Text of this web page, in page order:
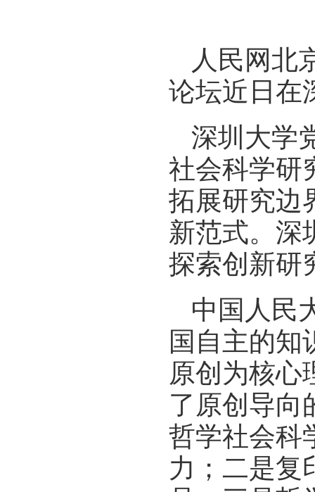
人民网北
论坛近日在
深圳大学
社会科学研
拓展研究边
新范式。深
探索创新研
中国人民
国自主的知
原创为核心
了原创导向
哲学社会科
力；二是复